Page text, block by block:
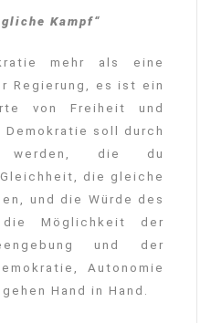
Kampf“
mehr als eine
Regierung, es ist ein
von Freiheit und
soll durch
werden, die du
die gleiche
und die Würde des
Möglichkeit der
und der
Autonomie
Hand in Hand.